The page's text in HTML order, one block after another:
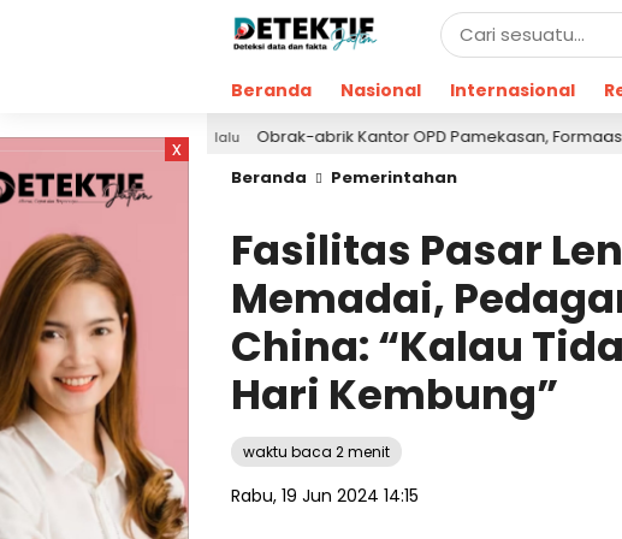
Beranda Nasional Internasional
x
15 jam lalu Obrak-abrik Kantor OPD Pamekasan, Formaasi Sebut Kejari
Beranda
Pemerintahan
Fasilitas Pasar
Memadai,
China: “Kalau
Hari Kembung”
waktu baca 2 menit
Rabu, 19 Jun 2024 14:15